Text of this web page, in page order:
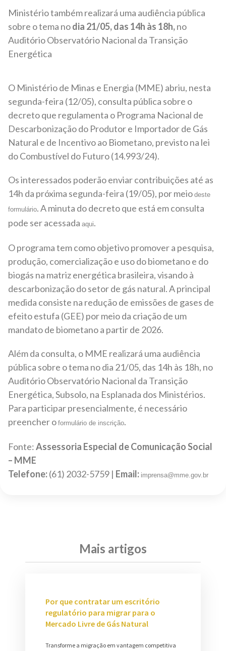
Ministério também realizará uma audiência pública
sobre o tema nodia 21/05, das 14h às 18h,no
Auditório Observatório Nacional da Transição
Energética
O Ministério de Minas e Energia (MME) abriu, nesta
segunda-feira (12/05), consulta pública sobre o
decreto que regulamenta o Programa Nacional de
Descarbonização do Produtor e Importador de Gás
Natural e de Incentivo ao Biometano, previsto na lei
do Combustível do Futuro (14.993/24).
Os interessados poderão enviar contribuições até as
14h da próxima segunda-feira (19/05), por meio deste
formulário. A minuta do decreto que está em consulta
pode ser acessada aqui.
O programa tem como objetivo promover a pesquisa,
produção, comercialização e uso do biometano e do
biogás na matriz energética brasileira, visando à
descarbonização do setor de gás natural. A principal
medida consiste na redução de emissões de gases de
efeito estufa (GEE) por meio da criação de um
mandato de biometano a partir de 2026.
Além da consulta, o MME realizará uma audiência
pública sobre o tema no dia 21/05, das 14h às 18h, no
Auditório Observatório Nacional da Transição
Energética, Subsolo, na Esplanada dos Ministérios.
Para participar presencialmente, é necessário
preencher o formulário de inscrição.
Fonte:Assessoria Especial de Comunicação Social
– MME
Telefone:(61) 2032-5759 | Email: imprensa@mme.gov.br
Mais artigos
Por que contratar um escritório
regulatório para migrar para o
Mercado Livre de Gás Natural
Transforme a migração em vantagem competitiva